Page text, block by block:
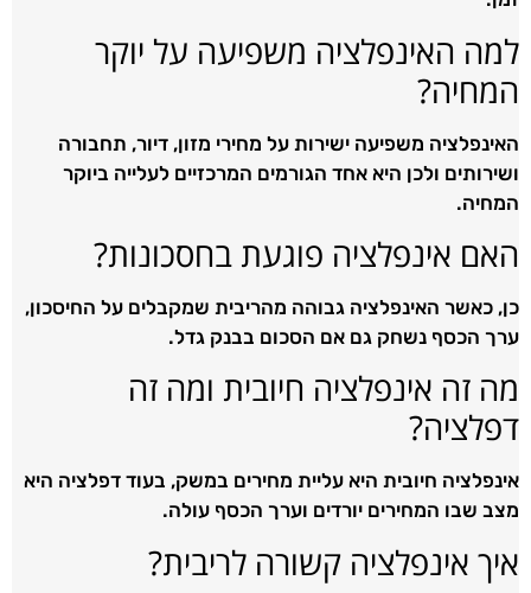
למה האינפלציה משפיעה על יוקר
המחיה?
האינפלציה משפיעה ישירות על מחירי מזון, דיור, תחבורה
ושירותים ולכן היא אחד הגורמים המרכזיים לעלייה ביוקר
המחיה.
האם אינפלציה פוגעת בחסכונות?
כן, כאשר האינפלציה גבוהה מהריבית שמקבלים על החיסכון,
ערך הכסף נשחק גם אם הסכום בבנק גדל.
מה זה אינפלציה חיובית ומה זה
דפלציה?
אינפלציה חיובית היא עליית מחירים במשק, בעוד דפלציה היא
מצב שבו המחירים יורדים וערך הכסף עולה.
איך אינפלציה קשורה לריבית?